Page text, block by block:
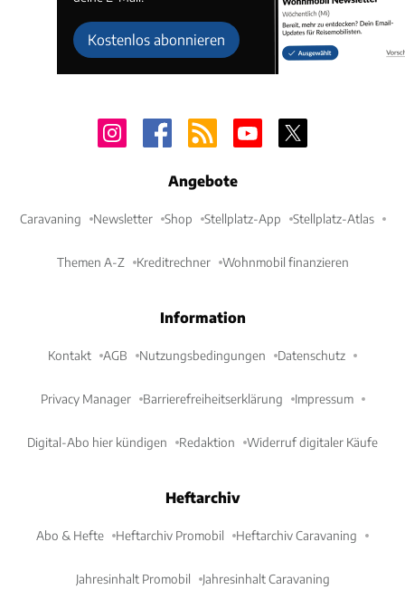
Kostenlos abonnieren
Angebote
Caravaning Newsletter Shop Stellplatz-App Stellplatz-Atlas
Themen A-Z Kreditrechner Wohnmobil finanzieren
Information
Kontakt AGB Nutzungsbedingungen Datenschutz
Privacy Manager Barrierefreiheitserklärung Impressum
Digital-Abo hier kündigen Redaktion Widerruf digitaler Käufe
Heftarchiv
Abo & Hefte Heftarchiv Promobil Heftarchiv Caravaning
Jahresinhalt Promobil Jahresinhalt Caravaning